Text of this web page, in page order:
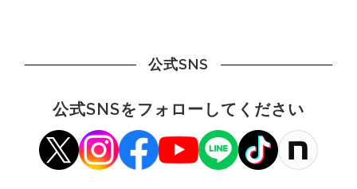
公式SNS
公式SNSをフォローしてください